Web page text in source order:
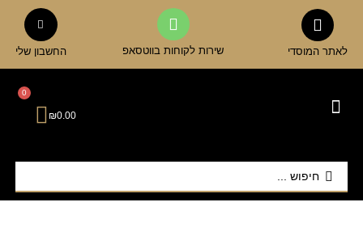
לאתר המוסדי שירות לקוחות בווטסאפ החשבון שלי
₪0.00
0